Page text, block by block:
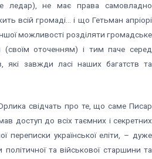
ледар), не має права самовладно
всій громаді… і що Гетьман апріорі
можливості розділяти громадське
оточенням) і тим паче серед
які завжди ласі наших багатств та
свідчать про те, що саме Писар
доступ до всіх таємних і секретних
переписки української еліти, – дуже
та військової старшини та